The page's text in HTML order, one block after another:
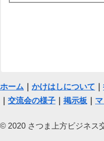
ホーム かけはしについて
交流会の様子 掲示板
© 2020 さつま上方ビジネス